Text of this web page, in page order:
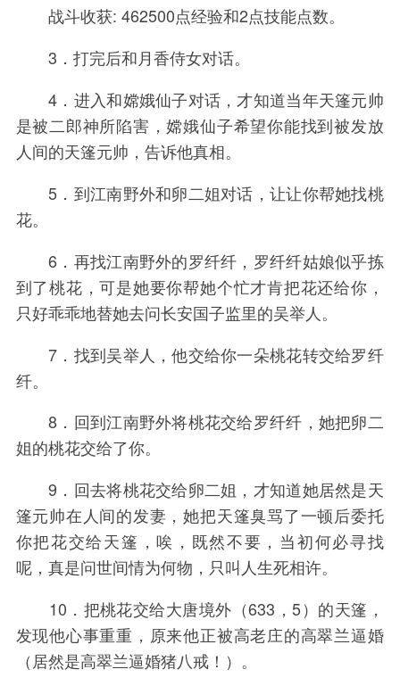
战斗收获: 462500点经验和2点技能点数。
3．打完后和月香侍女对话。
4．进入和嫦娥仙子对话，才知道当年天篷元帅
是被二郎神所陷害，嫦娥仙子希望你能找到被发放
人间的天篷元帅，告诉他真相。
5．到江南野外和卵二姐对话，让让你帮她找桃
花。
6．再找江南野外的罗纤纤，罗纤纤姑娘似乎拣
到了桃花，可是她要你帮她个忙才肯把花还给你，
只好乖乖地替她去问长安国子监里的吴举人。
7．找到吴举人，他交给你一朵桃花转交给罗纤
纤。
8．回到江南野外将桃花交给罗纤纤，她把卵二
姐的桃花交给了你。
9．回去将桃花交给卵二姐，才知道她居然是天
篷元帅在人间的发妻，她把天篷臭骂了一顿后委托
你把花交给天篷，唉，既然不要，当初何必寻找
呢，真是问世间情为何物，只叫人生死相许。
10．把桃花交给大唐境外（633，5）的天篷，
发现他心事重重，原来他正被高老庄的高翠兰逼婚
（居然是高翠兰逼婚猪八戒！）。